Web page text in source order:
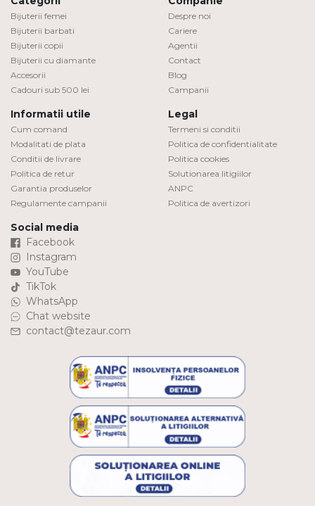
Bijuterii femei
Bijuterii barbati
Bijuterii copii
Bijuterii cu diamante
Accesorii
Cadouri sub 500 lei
Despre noi
Cariere
Agentii
Contact
Blog
Campanii
Informatii utile
Cum comand
Modalitati de plata
Conditii de livrare
Politica de retur
Garantia produselor
Regulamente campanii
Legal
Termeni si conditii
Politica de confidentialitate
Politica cookies
Solutionarea litigiilor
ANPC
Politica de avertizori
Social media
Facebook
Instagram
YouTube
TikTok
WhatsApp
Chat website
contact@tezaur.com